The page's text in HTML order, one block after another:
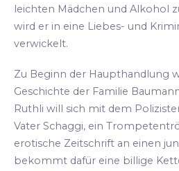
leichten Mädchen und Alkohol
wird er in eine Liebes- und
verwickelt.
Zu Beginn der Haupthandlung
Geschichte der Familie
Ruthli will sich mit dem
Vater Schaggi, ein
erotische Zeitschrift an einen
bekommt dafür eine billige